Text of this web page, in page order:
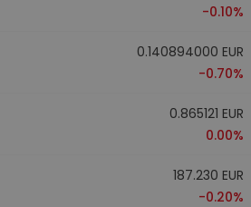
-0.10%
0.140894000 EUR
-0.70%
0.865121 EUR
0.00%
187.230 EUR
-0.20%